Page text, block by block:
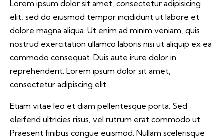
Lorem ipsum dolor sit amet, consectetur adipisicing
elit, sed do eiusmod tempor incididunt ut labore et
dolore magna aliqua. Ut enim ad minim veniam, quis
nostrud exercitation ullamco laboris nisi ut aliquip ex ea
commodo consequat. Duis aute irure dolor in
reprehenderit. Lorem ipsum dolor sit amet,
consectetur adipiscing elit.
Etiam vitae leo et diam pellentesque porta. Sed
eleifend ultricies risus, vel rutrum erat commodo ut.
Praesent finibus congue euismod. Nullam scelerisque